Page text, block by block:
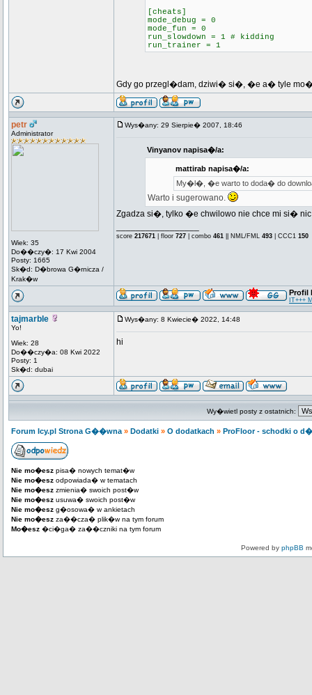
[cheats]
mode_debug = 0
mode_fun = 0
run_slowdown = 1 # kidding
run_trainer = 1
Gdy go przegl�dam, dziwi� si�, �e a� tyle
petr
Administrator
Wiek: 35
Do��czy�: 17 Kwi 2004
Posty: 1665
Sk�d: D�browa G�rnicza /
Krak�w
Wys�any: 29 Sierpie� 2007, 18:46
Vinyanov napisa�/a:
mattirab napisa�/a:
My�l�, �e warto to doda� do
Warto i sugerowano.
Zgadza si�, tylko �e chwilowo nie chce mi si�
score 217671 | floor 727 | combo 461 || NML/FML 493 | CCC1 150
Profil
IT+++
tajmarble
Yo!
Wiek: 28
Do��czy�a: 08 Kwi 2022
Posty: 1
Sk�d: dubai
Wys�any: 8 Kwiecie� 2022, 14:48
hi
Wy�wietl posty z ostatnich:
Forum Icy.pl Strona G��wna » Dodatki » O dodatkach » ProFloor - schodki o
Nie mo�esz pisa� nowych temat�w
Nie mo�esz odpowiada� w tematach
Nie mo�esz zmienia� swoich post�w
Nie mo�esz usuwa� swoich post�w
Nie mo�esz g�osowa� w ankietach
Nie mo�esz za��cza� plik�w na tym forum
Mo�esz �ci�ga� za��czniki na tym forum
Powered by phpBB